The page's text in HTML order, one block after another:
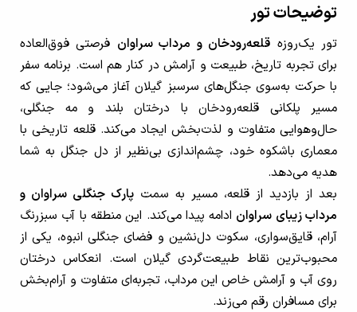
توضیحات تور
تور یک‌روزه قلعه‌رودخان و مرداب سراوان فرصتی فوق‌العاده
برای تجربه تاریخ، طبیعت و آرامش در کنار هم است. برنامه سفر
با حرکت به‌سوی جنگل‌های سرسبز گیلان آغاز می‌شود؛ جایی که
مسیر پلکانی قلعه‌رودخان با درختان بلند و مه جنگلی،
حال‌وهوایی متفاوت و لذت‌بخش ایجاد می‌کند. قلعه تاریخی با
معماری باشکوه خود، چشم‌اندازی بی‌نظیر از دل جنگل به شما
هدیه می‌دهد.
بعد از بازدید از قلعه، مسیر به سمت پارک جنگلی سراوان و
مرداب زیبای سراوان ادامه پیدا می‌کند. این منطقه با آب سبزرنگ
آرام، قایق‌سواری، سکوت دل‌نشین و فضای جنگلی انبوه، یکی از
محبوب‌ترین نقاط طبیعت‌گردی گیلان است. انعکاس درختان
روی آب و آرامش خاص این مرداب، تجربه‌ای متفاوت و آرام‌بخش
برای مسافران رقم می‌زند.